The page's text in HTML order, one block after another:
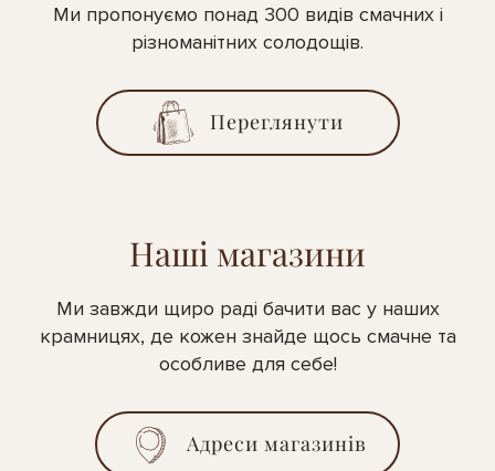
Ми пропонуємо понад 300 видів смачних і
різноманітних солодощів.
Переглянути
Наші магазини
Ми завжди щиро раді бачити вас у наших
крамницях, де кожен знайде щось смачне та
особливе для себе!
Адреси магазинів